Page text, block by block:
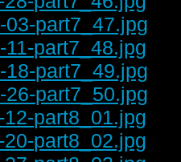
03-part7_47.jpg
11-part7_48.jpg
18-part7_49.jpg
26-part7_50.jpg
12-part8_01.jpg
20-part8_02.jpg